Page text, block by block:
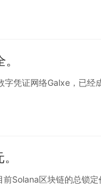
凭证网络Galxe，已经
Solana区块链的总锁